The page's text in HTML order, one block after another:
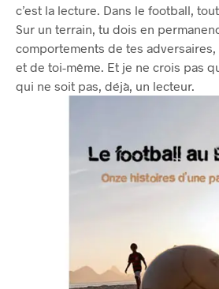
c’est la lecture. Dans le football,
Sur un terrain, tu dois en
comportements de tes
et de toi-même. Et je ne crois pas
qui ne soit pas, déjà, un lecteur.